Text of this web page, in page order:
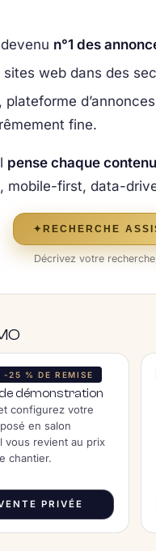
n°1 des
web dans des
, plateforme
fine.
pense chaque
mobile-first, data-
✦ RECHERCHE
Décrivez votre
-25 % DE REMISE
démonstration
configurez votre
en salon
vous revient au prix
chantier.
PRIVÉE